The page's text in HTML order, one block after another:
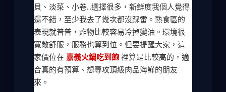
貝、淡菜、小卷...選擇很多，新鮮度我個人覺得
還不錯，至少我去了幾次都沒踩雷。熟食區的
表現就普普，炸物比較容易冷掉變油。環境很
寬敞舒服，服務也算到位。但要提醒大家，這
家價位在 嘉義火鍋吃到飽裡算是比較高的，適
合真的有預算、想專攻頂級肉品海鮮的朋友
來。